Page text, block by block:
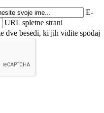
E-
URL spletne strani
dve besedi, ki jih vidite spodaj